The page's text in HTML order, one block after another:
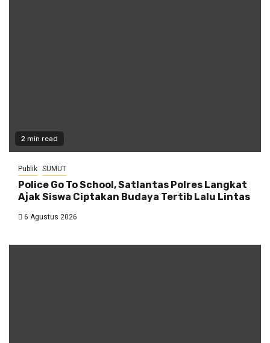
2 min read
Publik SUMUT
Police Go To School, Satlantas Polres Langkat
Ajak Siswa Ciptakan Budaya Tertib Lalu Lintas
6 Agustus 2026